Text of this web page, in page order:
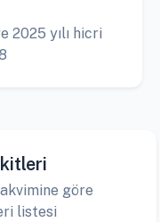
2025 yılı hicri
göre
listesi